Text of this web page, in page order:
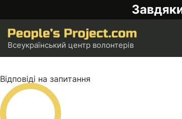
Всеукраїнський центр волонтерів
Відповіді на запитання